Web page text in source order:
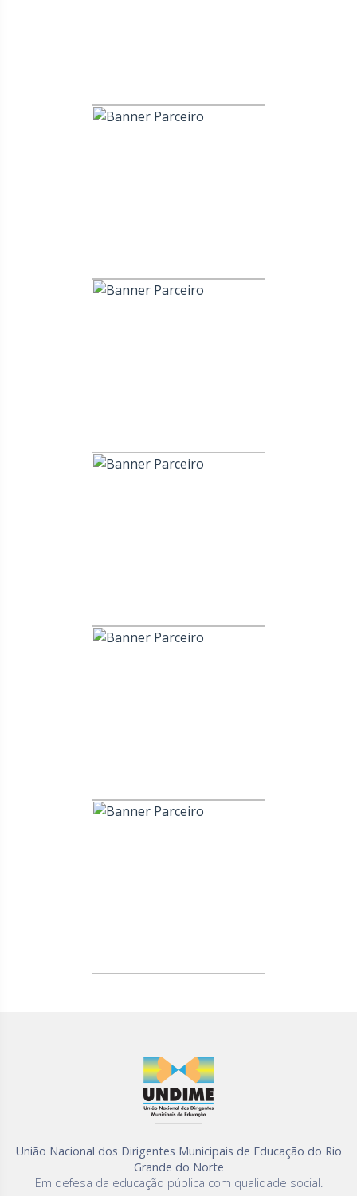
União Nacional dos Dirigentes Municipais de Educação do Rio
Grande do Norte
Em defesa da educação pública com qualidade social.